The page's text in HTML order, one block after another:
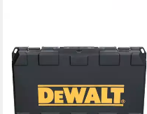
273 M2 Akku Kombihammer
18 V 2,1 J SDS Plus Brushless
+ 2x Akku
419,57 €